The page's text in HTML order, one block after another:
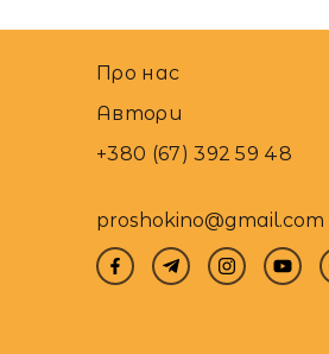
Про нас
Автори
+380 (67) 392 59 48
proshokino@gmail.com